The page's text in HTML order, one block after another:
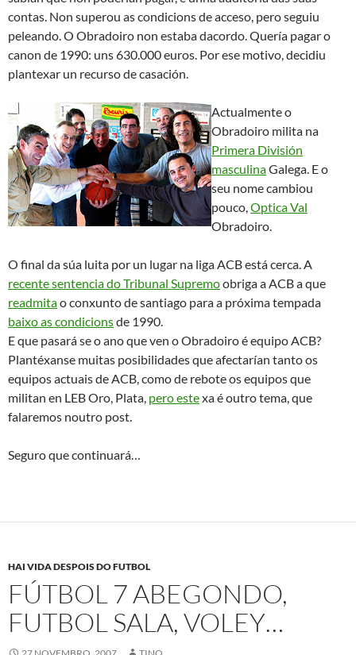
HAI VIDA DESPOIS DO FUTBOL
FÚTBOL 7 ABEGONDO,
FUTBOL SALA, VOLEY…
27 NOVEMBRO, 2007 TINO
Terceira victoria consecutiva do FerroaguaGruas Novo
campeonato sénior de fútbol 7. Desta volta foi contra o
Penique, na sétima xornada, por un axustado e sufrido 5-4.
Esperamos seguir na racha positiva. Podes seguir todolos
resultados na wed dodeportivo.
A clasificación antes do partido de onte, queda así:
Clasificación:1. Playa Club, 18 puntos; 2. Ite Caixa Galicia, 12
puntos; 3. Nebril Forestal, 11 puntos;
Ferroagua Gruas Novo,9 puntos; 6. Penique e Antalsis SCR, 6
puntos; 8. Grupo Puentes, 4 puntos; 9. Carretes, 3 puntos; 10.
BTA2, 1 punto.
Esta semana, sétima de Liga, ten este calendario:
Penique (5-4)
Por outra banda agora toca dar os parabens o futbol sala xa
que son tetracampeons de europa, o pasar por riba de
por (1-3), que foi incapaz de superala defensa diseñada por
Xosé Venancio López
, adestrador do